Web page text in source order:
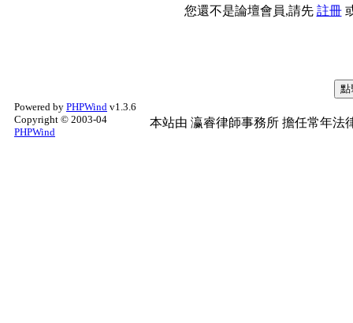
您還不是論壇會員,請先 註冊
Powered by PHPWind v1.3.6
Copyright © 2003-04
PHPWind
本站由 瀛睿律師事務所 擔任常年法